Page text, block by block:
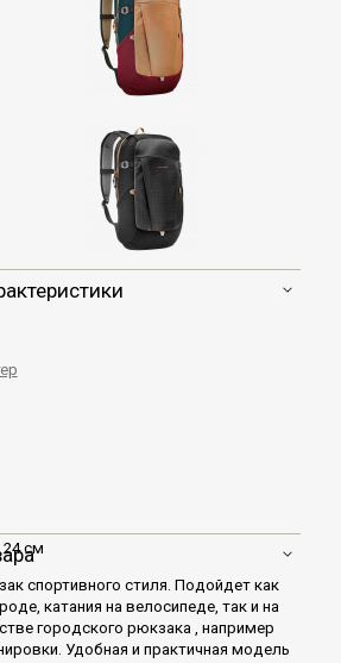
24 см
спортивного стиля. Подойдет как
катания на велосипеде, так и на
городского рюкзака , например
Удобная и практичная модель